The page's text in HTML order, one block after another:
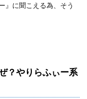
』に聞こえる為、そう
？やりらふぃー系